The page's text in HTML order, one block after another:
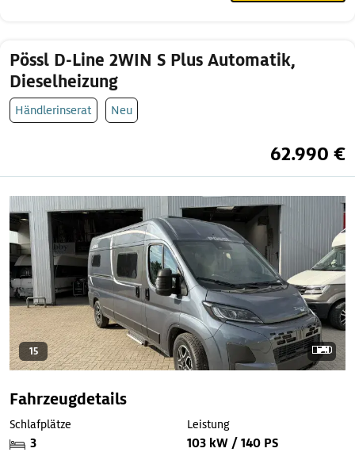
Pössl D-Line 2WIN S Plus Automatik,
Dieselheizung
Händlerinserat Neu
62.990 €
15
Fahrzeugdetails
Schlafplätze
3
Leistung
103 kW / 140 PS